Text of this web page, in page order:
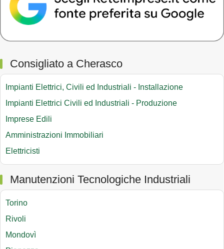
Consigliato a Cherasco
Impianti Elettrici, Civili ed Industriali - Installazione
Impianti Elettrici Civili ed Industriali - Produzione
Imprese Edili
Amministrazioni Immobiliari
Elettricisti
Manutenzioni Tecnologiche Industriali
Torino
Rivoli
Mondovì